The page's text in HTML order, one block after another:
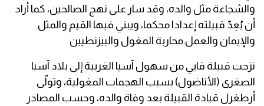
والشجاعة مثل والده، وقد سار على نهج الصالحين، كما أراد
أن يُعِدّ قبيلته إعدادا محكما، ويبني فيها القيم والمثل
والإيمان والعمل.محاربة المغول والبيزنطيين
نزحت قبيلة قايي من سهول آسيا الغربية إلى بلاد آسيا
الصغرى (الأناضول) بسبب الهجمات المغولية، وتولّى
أرطغرل قيادة القبيلة بعد وفاة والده، وحسب المصادر